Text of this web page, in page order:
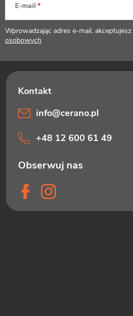
k
a
E-mail
Wprowadzając adres e-mail, akceptujesz
osobowych
info@cerano.pl
+48 12 600 61 49